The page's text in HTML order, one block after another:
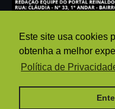
Este site usa cookies
obtenha a melhor
Política de